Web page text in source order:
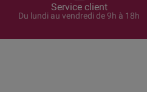
Service client
Du lundi au vendredi de 9h à 18h